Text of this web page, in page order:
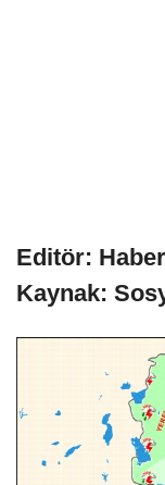
Editör:
Kaynak: